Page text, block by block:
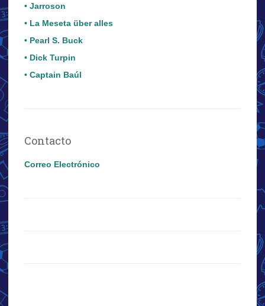
• Jarroson
• La Meseta über alles
• Pearl S. Buck
• Dick Turpin
• Captain Baúl
Contacto
Correo Electrónico